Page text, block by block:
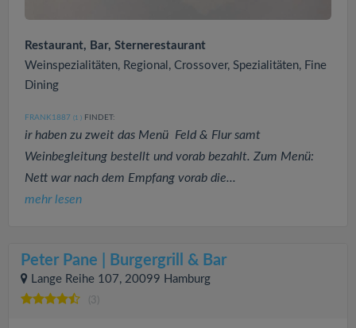
Restaurant, Bar, Sternerestaurant
Weinspezialitäten, Regional, Crossover, Spezialitäten, Fine
Dining
FRANK1887 (1 ) FINDET:
ir haben zu zweit das Menü Feld & Flur samt
Weinbegleitung bestellt und vorab bezahlt. Zum Menü:
Nett war nach dem Empfang vorab die...
mehr lesen
Peter Pane | Burgergrill & Bar
Lange Reihe 107, 20099 Hamburg
(3)